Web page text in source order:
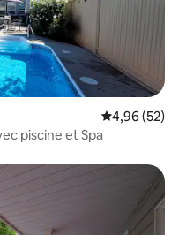
Évaluation
4,96 (52)
piscine et Spa